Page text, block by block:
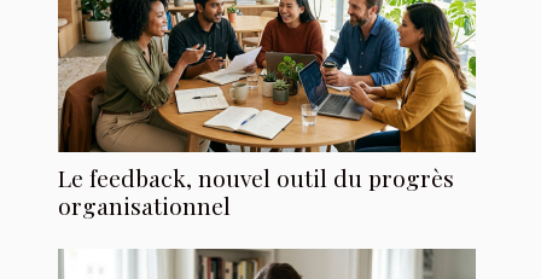
Le feedback, nouvel outil du progrès
organisationnel